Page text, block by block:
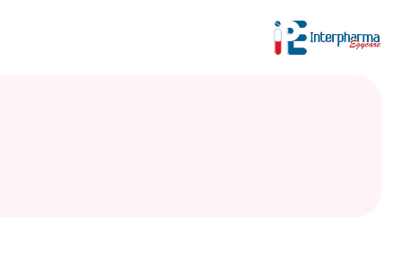
تصفية حسب التصنيف
اختر تصنيفًا